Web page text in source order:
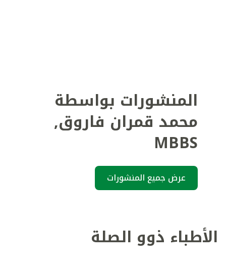
المنشورات بواسطة
محمد قمران فاروق,
MBBS
عرض جميع المنشورات
الأطباء ذوو الصلة